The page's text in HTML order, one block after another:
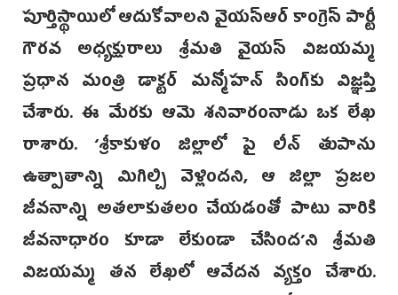
పూర్తిస్థాయిలో ఆదుకోవాలని వైయస్ఆర్ కాంగ్రె‌స్ పార్టీ
గౌరవ‌ అధ్యక్షురాలు శ్రీమతి వైయస్ విజయమ్మ
ప్రధాన‌ మంత్రి డాక్ట‌ర్ మన్మోహ‌న్ సింగ్‌కు విజ్ఞప్తి
చేశారు. ఈ మేరకు ఆమె శనివారంనాడు ఒక లేఖ
రాశారు. ‘శ్రీకాకుళం జిల్లాలో పై లీన్ తుపాను
ఉత్పాతాన్ని మిగిల్చి వెళ్లిందని, ఆ జిల్లా ప్రజల
జీవనాన్ని అతలాకుతలం చేయడంతో పాటు వారికి
జీవనాధారం కూడా లేకుండా చేసింద’ని శ్రీమతి
విజయమ్మ తన లేఖలో ఆవేదన వ్యక్తం చేశారు.